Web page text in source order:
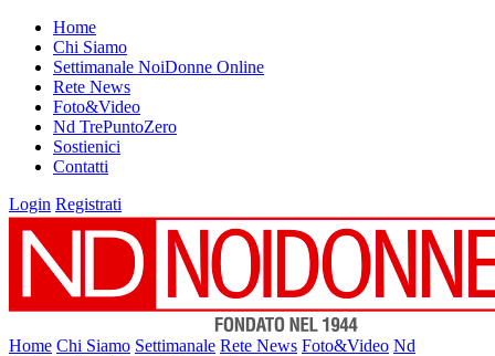
Home
Chi Siamo
Settimanale NoiDonne Online
Rete News
Foto&Video
Nd TrePuntoZero
Sostienici
Contatti
Login Registrati
Home Chi Siamo Settimanale Rete News Foto&Video Nd